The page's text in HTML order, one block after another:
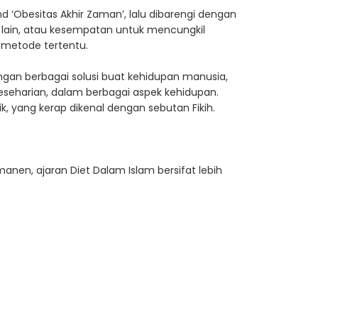
Akhir Zaman’, lalu dibarengi dengan
atau kesempatan untuk mencungkil
metode tertentu.
berbagai solusi buat kehidupan manusia,
dalam berbagai aspek kehidupan.
kerap dikenal dengan sebutan Fikih.
ajaran Diet Dalam Islam bersifat lebih